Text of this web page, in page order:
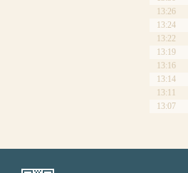
13:26
13:24
13:22
13:19
13:16
13:14
13:11
13:07